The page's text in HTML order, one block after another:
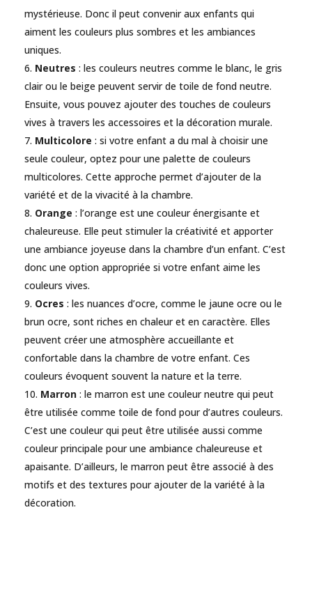
mystérieuse. Donc il peut convenir aux enfants qui
aiment les couleurs plus sombres et les ambiances
uniques.
Neutres : les couleurs neutres comme le blanc, le gris
clair ou le beige peuvent servir de toile de fond neutre.
Ensuite, vous pouvez ajouter des touches de couleurs
vives à travers les accessoires et la décoration murale.
Multicolore : si votre enfant a du mal à choisir une
seule couleur, optez pour une palette de couleurs
multicolores. Cette approche permet d’ajouter de la
variété et de la vivacité à la chambre.
Orange : l’orange est une couleur énergisante et
chaleureuse. Elle peut stimuler la créativité et apporter
une ambiance joyeuse dans la chambre d’un enfant. C’est
donc une option appropriée si votre enfant aime les
couleurs vives.
Ocres : les nuances d’ocre, comme le jaune ocre ou le
brun ocre, sont riches en chaleur et en caractère. Elles
peuvent créer une atmosphère accueillante et
confortable dans la chambre de votre enfant. Ces
couleurs évoquent souvent la nature et la terre.
Marron: le marron est une couleur neutre qui peut
être utilisée comme toile de fond pour d’autres couleurs.
C’est une couleur qui peut être utilisée aussi comme
couleur principale pour une ambiance chaleureuse et
apaisante. D’ailleurs, le marron peut être associé à des
motifs et des textures pour ajouter de la variété à la
décoration.